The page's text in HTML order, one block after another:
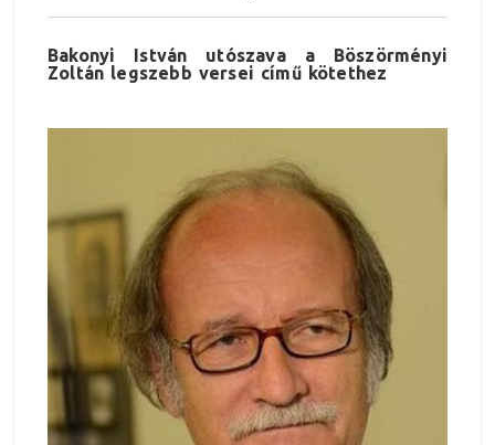
Bakonyi István utószava a Böszörményi
Zoltán legszebb versei című kötethez